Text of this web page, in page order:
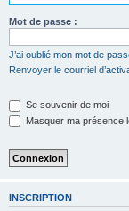
Mot de passe :
J’ai oublié mon mot de
Renvoyer le courriel
Se souvenir de moi
Masquer ma présence
INSCRIPTION